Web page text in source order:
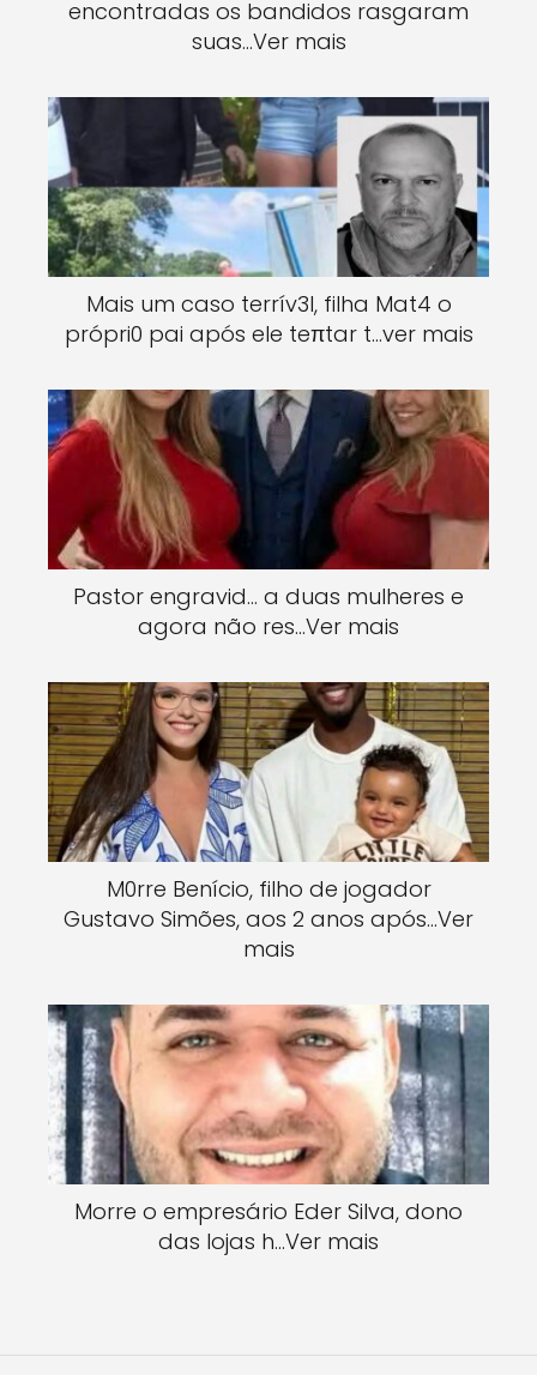
encontradas os bandidos rasgaram
suas…Ver mais
Mais um caso terrív3l, filha Mat4 o
própri0 pai após ele teπtar t…ver mais
Pastor engravid… a duas mulheres e
agora não res…Ver mais
M0rre Benício, filho de jogador
Gustavo Simões, aos 2 anos após…Ver
mais
Morre o empresário Eder Silva, dono
das lojas h…Ver mais